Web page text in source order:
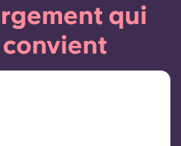
qui